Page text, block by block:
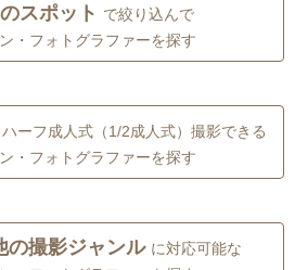
スポット で絞り込んで
・フォトグラファーを探す
ーフ成人式（1/2成人式）撮影できる
・フォトグラファーを探す
の撮影ジャンル に対応可能な